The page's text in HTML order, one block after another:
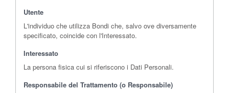
Utente
L'individuo che utilizza Bondi che, salvo ove diversamente
specificato, coincide con l'Interessato.
Interessato
La persona fisica cui si riferiscono i Dati Personali.
Responsabile del Trattamento (o Responsabile)